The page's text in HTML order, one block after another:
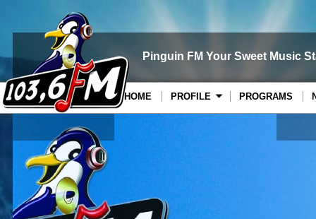
Pinguin FM Your Sweet Music
PROGRAMS
PROFILE
HOME